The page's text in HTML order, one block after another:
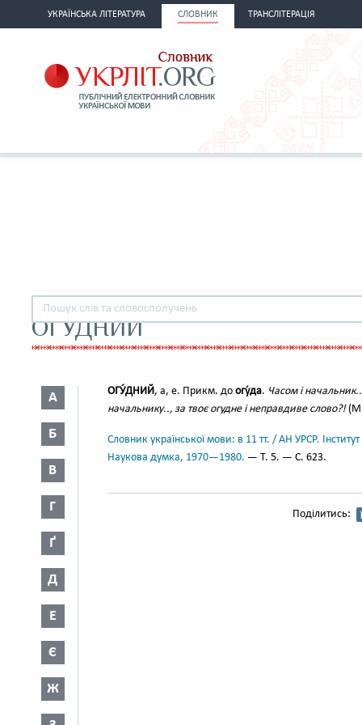
УКРАЇНСЬКА ЛІТЕРАТУРА СЛОВНИК ТРАНСЛІТЕРАЦІЯ
ОГУДНИЙ
А
Б
В
Г
Ґ
Д
Е
Є
Ж
ОГУ́ДНИЙ, а, е. Прикм. до огу́да. Часом і
начальнику.., за твоє огудне і неправдиве слово?!
Словник української мови: в 11 тт. / АН УРСР.
Наукова думка, 1970—1980. — Т. 5. — С. 623.
Поділитись: